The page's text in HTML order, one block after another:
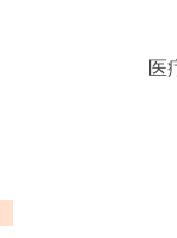
医